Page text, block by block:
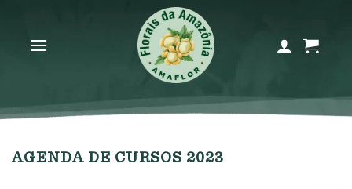
content
AGENDA DE CURSOS 2023